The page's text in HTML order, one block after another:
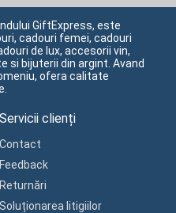
GiftExpress, este
cadouri femei, cadouri
de lux, accesorii vin,
si bijuterii din argint. Avand
ofera calitate
Servicii clienți
Contact
Feedback
Returnări
Soluționarea litigiilor